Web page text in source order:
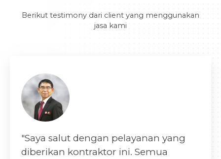
Berikut testimony dari client yang menggunakan
jasa kami
"Saya salut dengan pelayanan yang
diberikan kontraktor ini. Semua